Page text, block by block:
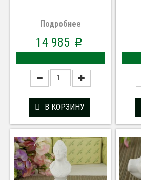
Подробнее
14 985 p
В КОРЗИНУ